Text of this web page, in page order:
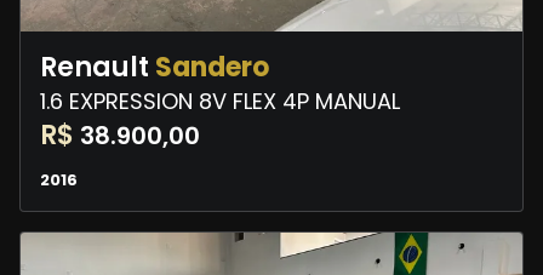
Renault Sandero
1.6 EXPRESSION 8V FLEX 4P MANUAL
R$ 38.900,00
2016